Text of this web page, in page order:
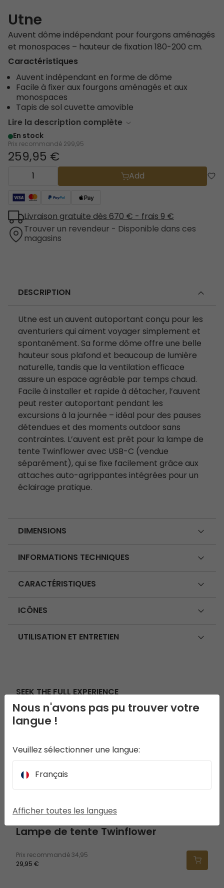
Utne
Auvent dôme indépendant pour fourgons aménagés
et monospaces – hauteur de fixation 180-200 cm.
Caractéristiques
Auvent indépendant en forme de dôme
Facile à fixer aux fourgons aménagés et aux
monospaces
Tapis de sol cuvette amovible
Lire la description complète
En stock
Prix recommandé 299,95
259,95 €
Add
Livraison gratuite dès 670 € - frais 9 €
Trouver un revendeur - Disponible dans ces
magasins
DESCRIPTION
Utne est un auvent autoportant conçu pour les
aventuriers qui aiment voyager simplement et
spontanément. Sa forme dôme offre une belle
hauteur sous plafond et beaucoup de lumière
naturelle, tandis que la ventilation efficace
assure un espace agréable par temps chaud.
Facile à installer et rapide à détacher, l’auvent
peut rester autoportant pendant les
excursions à la journée – idéal pour des pauses
détendues et des moments outdoor sans
contraintes. L’auvent est prêt pour la lampe de
tente Twinflower avec USB-C (vendue
séparément), qui se fixe facilement grâce aux
attaches auto-agrippantes intégrées pour un
éclairage pratique.
DIMENSIONS
INFORMATIONS TECHNIQUES
CARACTÉRISTIQUES
ICÔNES
UTILISATION ET ENTRETIEN
SEEK THE FULL EXPERIENCE
Lampe de tente Twinflower
Lampe de tente Twinflower
Prix recommandé34,95
29,95 €
Nous n'avons pas pu trouver votre
langue !
Veuillez sélectionner une langue:
Français
Afficher toutes les langues